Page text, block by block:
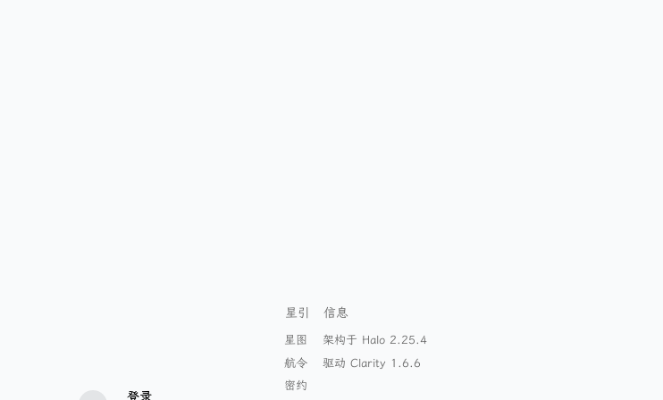
星引
星图
航令
密约
信息
架构于 Halo 2.25.4
驱动 Clarity 1.6.6